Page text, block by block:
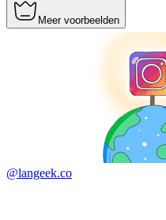
Meer voorbeelden
@langeek.co